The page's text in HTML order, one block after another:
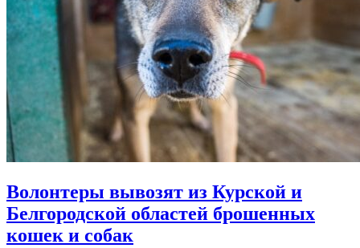
Волонтеры вывозят из Курской и
Белгородской областей брошенных
кошек и собак